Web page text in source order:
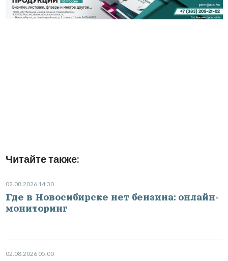
Читайте также:
02.08.2026 14:30
Где в Новосибирске нет бензина: онлайн-
мониторинг
02.08.2026 05:00